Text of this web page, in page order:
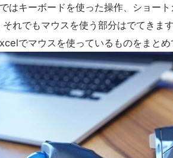
はキーボードを使った操作、ショー
それでもマウスを使う部分はでてきます
でマウスを使っているものをまとめ